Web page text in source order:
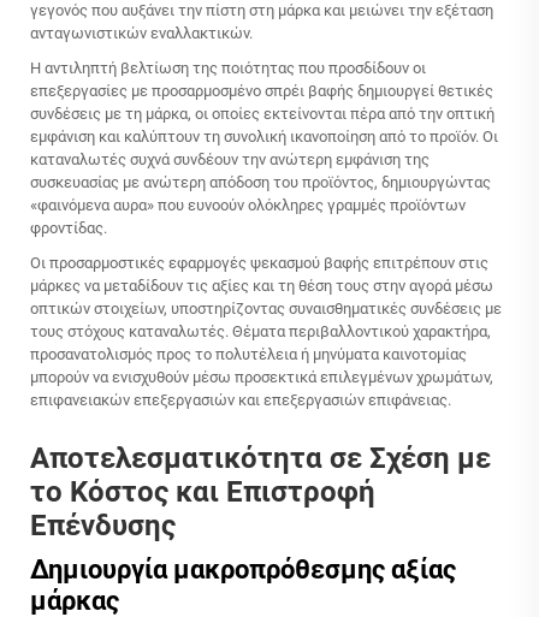
γεγονός που αυξάνει την πίστη στη μάρκα και μειώνει την εξέταση
ανταγωνιστικών εναλλακτικών.
Η αντιληπτή βελτίωση της ποιότητας που προσδίδουν οι
επεξεργασίες με προσαρμοσμένο σπρέι βαφής δημιουργεί θετικές
συνδέσεις με τη μάρκα, οι οποίες εκτείνονται πέρα από την οπτική
εμφάνιση και καλύπτουν τη συνολική ικανοποίηση από το προϊόν. Οι
καταναλωτές συχνά συνδέουν την ανώτερη εμφάνιση της
συσκευασίας με ανώτερη απόδοση του προϊόντος, δημιουργώντας
«φαινόμενα αυρα» που ευνοούν ολόκληρες γραμμές προϊόντων
φροντίδας.
Οι προσαρμοστικές εφαρμογές ψεκασμού βαφής επιτρέπουν στις
μάρκες να μεταδίδουν τις αξίες και τη θέση τους στην αγορά μέσω
οπτικών στοιχείων, υποστηρίζοντας συναισθηματικές συνδέσεις με
τους στόχους καταναλωτές. Θέματα περιβαλλοντικού χαρακτήρα,
προσανατολισμός προς το πολυτέλεια ή μηνύματα καινοτομίας
μπορούν να ενισχυθούν μέσω προσεκτικά επιλεγμένων χρωμάτων,
επιφανειακών επεξεργασιών και επεξεργασιών επιφάνειας.
Αποτελεσματικότητα σε Σχέση με
το Kόστος και Επιστροφή
Επένδυσης
Δημιουργία μακροπρόθεσμης αξίας
μάρκας